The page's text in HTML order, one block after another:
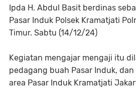
Ipda H. Abdul Basit berdinas
Pasar Induk Polsek Kramatjati
Timur. Sabtu (14/12/24)
Kegiatan mengajar mengaji itu
pedagang buah Pasar Induk,
area Pasar Induk Kramatjati